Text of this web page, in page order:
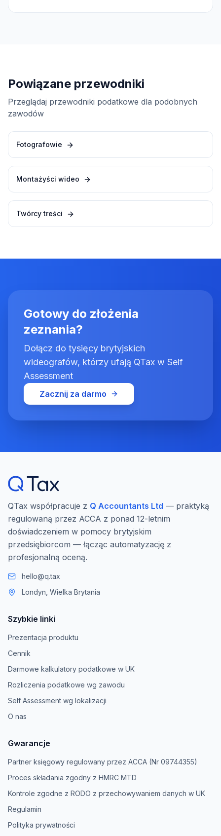
Powiązane przewodniki
Przeglądaj przewodniki podatkowe dla podobnych
zawodów
Fotografowie
Montażyści wideo
Twórcy treści
Gotowy do złożenia
zeznania?
Dołącz do tysięcy brytyjskich
wideografów, którzy ufają QTax w Self
Assessment
Zacznij za darmo
QTax współpracuje z Q Accountants Ltd — praktyką
regulowaną przez ACCA z ponad 12-letnim
doświadczeniem w pomocy brytyjskim
przedsiębiorcom — łącząc automatyzację z
profesjonalną oceną.
hello@q.tax
Londyn, Wielka Brytania
Szybkie linki
Prezentacja produktu
Cennik
Darmowe kalkulatory podatkowe w UK
Rozliczenia podatkowe wg zawodu
Self Assessment wg lokalizacji
O nas
Gwarancje
Partner księgowy regulowany przez ACCA (Nr 09744355)
Proces składania zgodny z HMRC MTD
Kontrole zgodne z RODO z przechowywaniem danych w UK
Regulamin
Polityka prywatności